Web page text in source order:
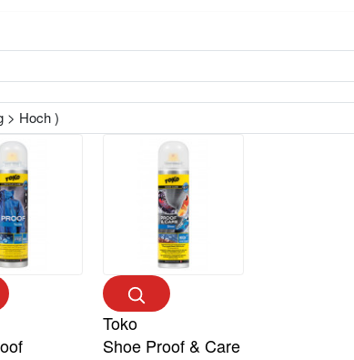
Toko
Shoe Proof & Care